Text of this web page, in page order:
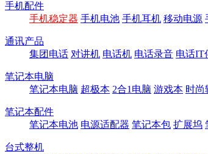
手机配件
手机稳定器 手机电池 手机耳机 移动电源
通讯产品
集团电话 对讲机 电话机 电话录音 电话IT
笔记本电脑
笔记本电脑 超极本 2合1电脑 游戏本 时尚
笔记本配件
笔记本电池 电源适配器 笔记本包 扩展坞
台式整机